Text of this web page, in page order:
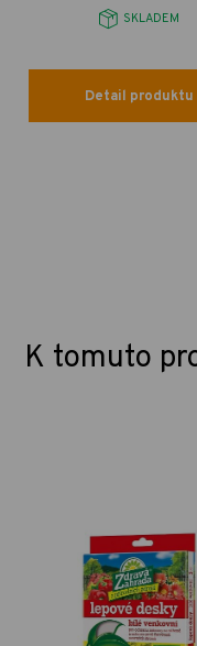
SKLADEM
Detail produktu
K tomuto